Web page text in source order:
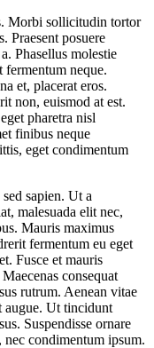
Morbi sollicitudin tortor
Praesent posuere
Phasellus molestie
fermentum neque.
et, placerat eros.
non, euismod at est.
pharetra nisl
finibus neque
eget condimentum
sapien. Ut a
malesuada elit nec,
Mauris maximus
fermentum eu eget
Fusce et mauris
consequat
rutrum. Aenean vitae
augue. Ut tincidunt
Suspendisse ornare
condimentum ipsum.